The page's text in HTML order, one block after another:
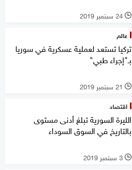
l 24 سبتمبر 2019
عالم
تركيا تستعد لعملية عسكرية في سوريا
بـ"إجراء طبي"
l 21 سبتمبر 2019
اقتصاد
الليرة السورية تبلغ أدنى مستوى
بالتاريخ في السوق السوداء
l 3 سبتمبر 2019